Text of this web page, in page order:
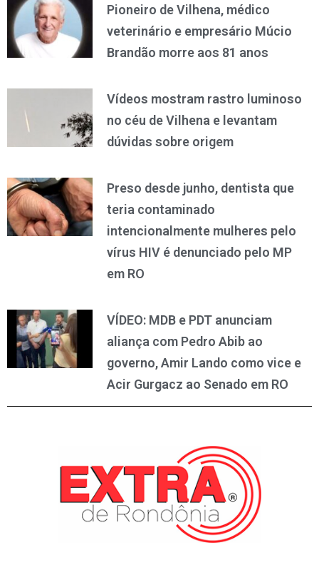
Pioneiro de Vilhena, médico
veterinário e empresário Múcio
Brandão morre aos 81 anos
Vídeos mostram rastro luminoso
no céu de Vilhena e levantam
dúvidas sobre origem
Preso desde junho, dentista que
teria contaminado
intencionalmente mulheres pelo
vírus HIV é denunciado pelo MP
em RO
VÍDEO: MDB e PDT anunciam
aliança com Pedro Abib ao
governo, Amir Lando como vice e
Acir Gurgacz ao Senado em RO